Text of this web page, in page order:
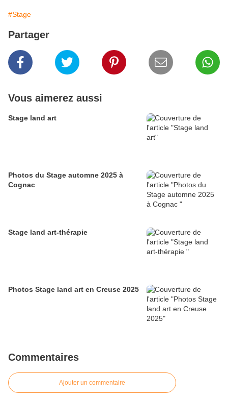
#Stage
Partager
Vous aimerez aussi
Stage land art
Photos du Stage automne 2025 à
Cognac
Stage land art-thérapie
Photos Stage land art en Creuse 2025
Commentaires
Ajouter un commentaire